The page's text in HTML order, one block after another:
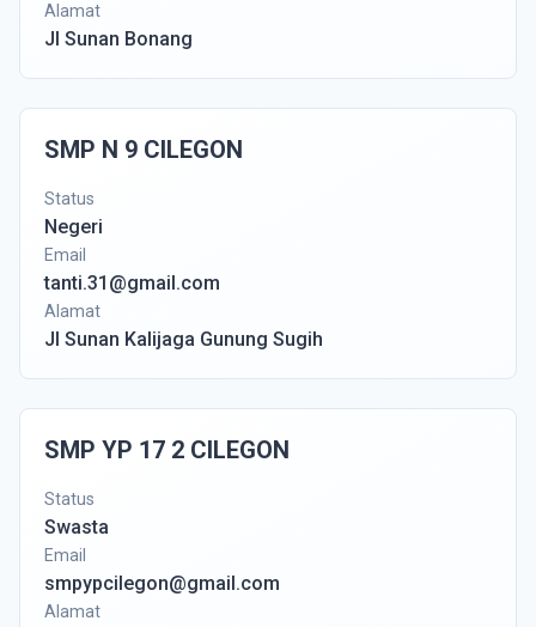
Alamat
Jl Sunan Bonang
SMP N 9 CILEGON
Status
Negeri
Email
tanti.31@gmail.com
Alamat
Jl Sunan Kalijaga Gunung Sugih
SMP YP 17 2 CILEGON
Status
Swasta
Email
smpypcilegon@gmail.com
Alamat